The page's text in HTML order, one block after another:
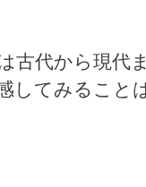
古代から現代
してみること